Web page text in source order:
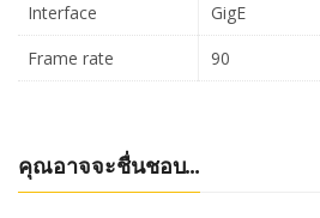
Interface
GigE
Frame rate
90
คุณอาจจะชื่นชอบ…